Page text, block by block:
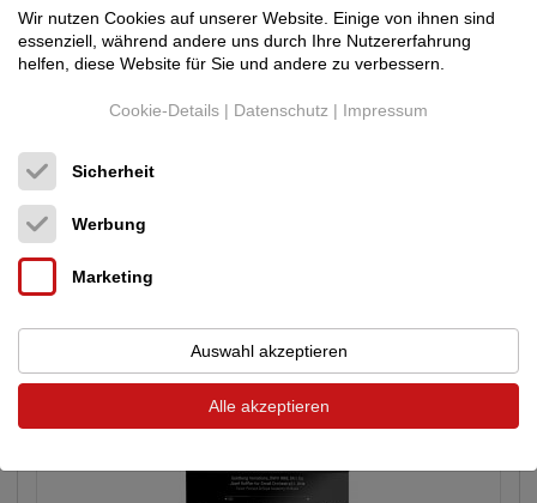
Silent Angel
Ethernet Switches
Neupreis: 6.798 €
4.100 €
Wir nutzen Cookies auf unserer Website. Einige von ihnen sind
essenziell, während andere uns durch Ihre Nutzererfahrung
helfen, diese Website für Sie und andere zu verbessern.
Cookie-Details | Datenschutz | Impressum
Sicherheit
Werbung
Marketing
Auswahl akzeptieren
Alle akzeptieren